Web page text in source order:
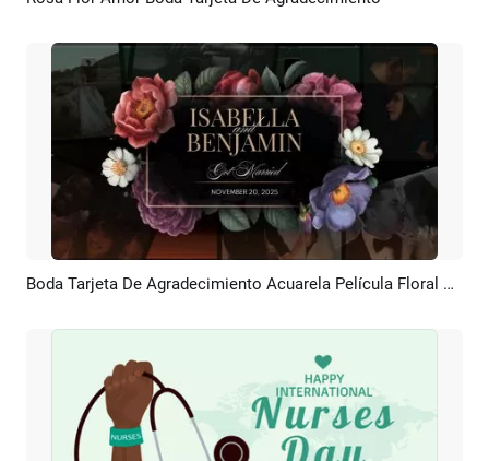
Previsualizar Crear IA Boda Tarjeta De Agradecimiento Acuarela Película Floral Presentación De Diapositivas Collage Amor Recuerdos De Viajes Familiares